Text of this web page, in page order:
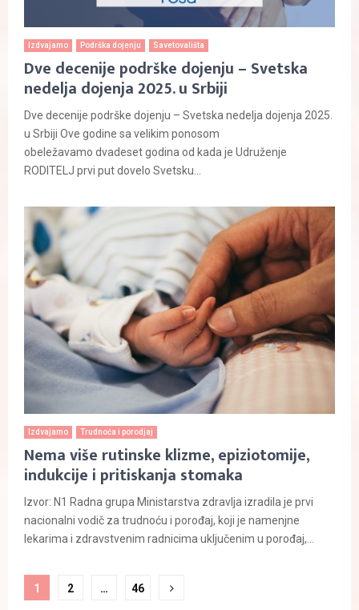
Izdvajamo Podrška dojenju Savetovališta
Dve decenije podrške dojenju – Svetska
nedelja dojenja 2025. u Srbiji
Dve decenije podrške dojenju – Svetska nedelja dojenja 2025.
u Srbiji Ove godine sa velikim ponosom
obeležavamo dvadeset godina od kada je Udruženje
RODITELJ prvi put dovelo Svetsku...
Izdvajamo Trudnoća i porodjaj
Nema više rutinske klizme, epiziotomije,
indukcije i pritiskanja stomaka
Izvor: N1 Radna grupa Ministarstva zdravlja izradila je prvi
nacionalni vodič za trudnoću i porođaj, koji je namenjne
lekarima i zdravstvenim radnicima uključenim u porođaj,...
Paginacija
1 2 … 46